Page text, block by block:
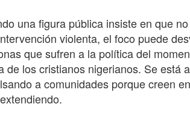
una figura pública insiste en que
violenta, el foco puede
que sufren a la política del
de los cristianos nigerianos. Se está
a comunidades porque creen